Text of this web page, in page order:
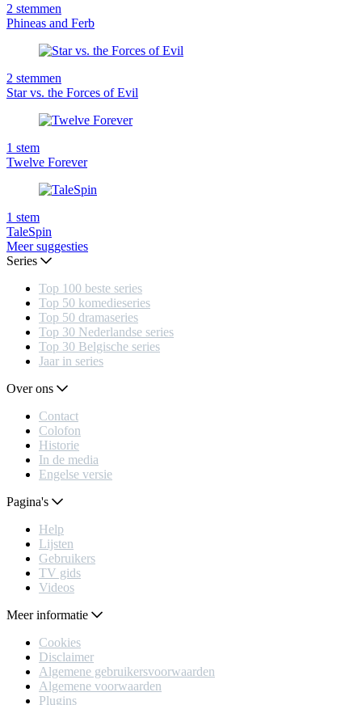
2 stemmen
Phineas and Ferb
2 stemmen
Star vs. the Forces of Evil
1 stem
Twelve Forever
1 stem
TaleSpin
Meer suggesties
Series
Top 100 beste series
Top 50 komedieseries
Top 50 dramaseries
Top 30 Nederlandse series
Top 30 Belgische series
Jaar in series
Over ons
Contact
Colofon
Historie
In de media
Engelse versie
Pagina's
Help
Lijsten
Gebruikers
TV gids
Videos
Meer informatie
Cookies
Disclaimer
Algemene gebruikersvoorwaarden
Algemene voorwaarden
Plugins